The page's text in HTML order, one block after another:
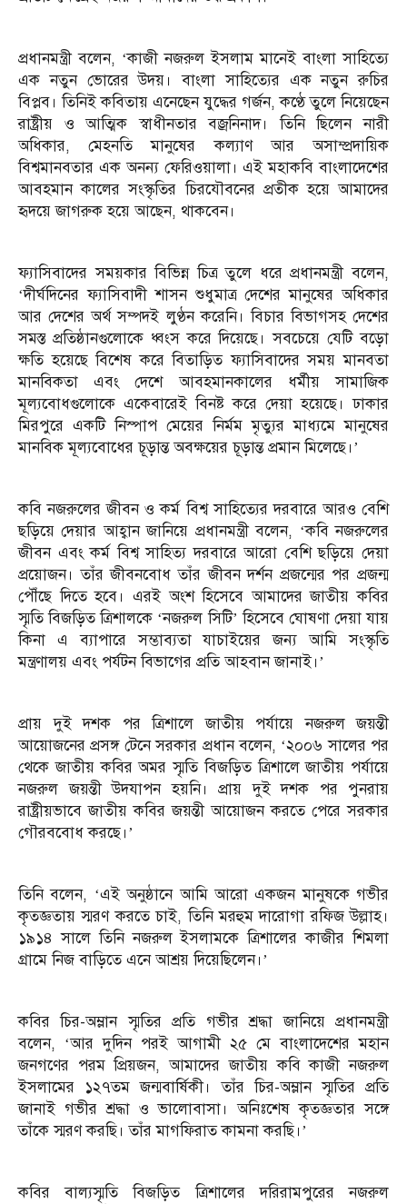
প্রধানমন্ত্রী বলেন, ‘কাজী নজরুল ইসলাম মানেই বাংলা সাহিত্যে
এক নতুন ভোরের উদয়। বাংলা সাহিত্যের এক নতুন রুচির
বিপ্লব। তিনিই কবিতায় এনেছেন যুদ্ধের গর্জন, কণ্ঠে তুলে নিয়েছেন
রাষ্ট্রীয় ও আত্মিক স্বাধীনতার বজ্রনিনাদ। তিনি ছিলেন নারী
অধিকার, মেহনতি মানুষের কল্যাণ আর অসাম্প্রদায়িক
বিশ্বমানবতার এক অনন্য ফেরিওয়ালা। এই মহাকবি বাংলাদেশের
আবহমান কালের সংস্কৃতির চিরযৌবনের প্রতীক হয়ে আমাদের
হৃদয়ে জাগরুক হয়ে আছেন, থাকবেন।
ফ্যাসিবাদের সময়কার বিভিন্ন চিত্র তুলে ধরে প্রধানমন্ত্রী বলেন,
‘দীর্ঘদিনের ফ্যাসিবাদী শাসন শুধুমাত্র দেশের মানুষের অধিকার
আর দেশের অর্থ সম্পদই লুণ্ঠন করেনি। বিচার বিভাগসহ দেশের
সমস্ত প্রতিষ্ঠানগুলোকে ধ্বংস করে দিয়েছে। সবচেয়ে যেটি বড়ো
ক্ষতি হয়েছে বিশেষ করে বিতাড়িত ফ্যাসিবাদের সময় মানবতা
মানবিকতা এবং দেশে আবহমানকালের ধর্মীয় সামাজিক
মূল্যবোধগুলোকে একেবারেই বিনষ্ট করে দেয়া হয়েছে। ঢাকার
মিরপুরে একটি নিস্পাপ মেয়ের নির্মম মৃত্যুর মাধ্যমে মানুষের
মানবিক মূল্যবোধের চূড়ান্ত অবক্ষয়ের চূড়ান্ত প্রমান মিলেছে।’
কবি নজরুলের জীবন ও কর্ম বিশ্ব সাহিত্যের দরবারে আরও বেশি
ছড়িয়ে দেয়ার আহ্বান জানিয়ে প্রধানমন্ত্রী বলেন, ‘কবি নজরুলের
জীবন এবং কর্ম বিশ্ব সাহিত্য দরবারে আরো বেশি ছড়িয়ে দেয়া
প্রয়োজন। তাঁর জীবনবোধ তাঁর জীবন দর্শন প্রজন্মের পর প্রজন্ম
পৌঁছে দিতে হবে। এরই অংশ হিসেবে আমাদের জাতীয় কবির
স্মৃতি বিজড়িত ত্রিশালকে ‘নজরুল সিটি’ হিসেবে ঘোষণা দেয়া যায়
কিনা এ ব্যাপারে সম্ভাব্যতা যাচাইয়ের জন্য আমি সংস্কৃতি
মন্ত্রণালয় এবং পর্যটন বিভাগের প্রতি আহবান জানাই।’
প্রায় দুই দশক পর ত্রিশালে জাতীয় পর্যায়ে নজরুল জয়ন্তী
আয়োজনের প্রসঙ্গ টেনে সরকার প্রধান বলেন, ‘২০০৬ সালের পর
থেকে জাতীয় কবির অমর স্মৃতি বিজড়িত ত্রিশালে জাতীয় পর্যায়ে
নজরুল জয়ন্তী উদযাপন হয়নি। প্রায় দুই দশক পর পুনরায়
রাষ্ট্রীয়ভাবে জাতীয় কবির জয়ন্তী আয়োজন করতে পেরে সরকার
গৌরববোধ করছে।’
তিনি বলেন, ‘এই অনুষ্ঠানে আমি আরো একজন মানুষকে গভীর
কৃতজ্ঞতায় স্মরণ করতে চাই, তিনি মরহুম দারোগা রফিজ উল্লাহ।
১৯১৪ সালে তিনি নজরুল ইসলামকে ত্রিশালের কাজীর শিমলা
গ্রামে নিজ বাড়িতে এনে আশ্রয় দিয়েছিলেন।’
কবির চির-অম্লান স্মৃতির প্রতি গভীর শ্রদ্ধা জানিয়ে প্রধানমন্ত্রী
বলেন, ‘আর দুদিন পরই আগামী ২৫ মে বাংলাদেশের মহান
জনগণের পরম প্রিয়জন, আমাদের জাতীয় কবি কাজী নজরুল
ইসলামের ১২৭তম জন্মবার্ষিকী। তাঁর চির-অম্লান স্মৃতির প্রতি
জানাই গভীর শ্রদ্ধা ও ভালোবাসা। অনিঃশেষ কৃতজ্ঞতার সঙ্গে
তাঁকে স্মরণ করছি। তাঁর মাগফিরাত কামনা করছি।’
কবির বাল্যস্মৃতি বিজড়িত ত্রিশালের দরিরামপুরের নজরুল